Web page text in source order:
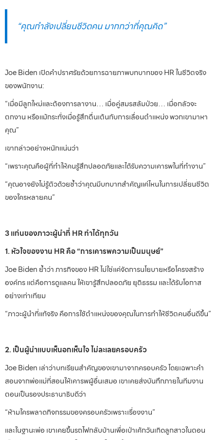
“คุณกำลังเปลี่ยนชีวิตคน มากกว่าที่คุณคิด”
Joe Biden เปิดคำปราศรัยด้วยการฉายภาพบทบาทของ HR ในชีวิตจริง
ของพนักงาน:
“เมื่อมีลูกใหม่และต้องการลางาน… เมื่อคู่สมรสล้มป่วย… เมื่อกลัวจะ
ตกงาน หรือแม้กระทั่งเมื่อรู้สึกตื่นเต้นกับการเลื่อนตำแหน่ง พวกเขามาหา
คุณ”
เขากล่าวอย่างหนักแน่นว่า
“เพราะคุณคือผู้ที่ทำให้คนรู้สึกปลอดภัยและได้รับความเคารพในที่ทำงาน”
“คุณอาจยังไม่รู้ตัวด้วยซ้ำว่าคุณมีบทบาทสำคัญแค่ไหนในการเปลี่ยนชีวิต
ของใครหลายคน”
3 แก่นของภาวะผู้นำที่ HR ทำได้ทุกวัน
1. หัวใจของงาน HR คือ “การเคารพความเป็นมนุษย์”
Joe Biden ย้ำว่า ภารกิจของ HR ไม่ใช่แค่จัดการนโยบายหรือโครงสร้าง
องค์กร แต่คือการดูแลคน ให้เขารู้สึกปลอดภัย ยุติธรรม และได้รับโอกาส
อย่างเท่าเทียม
“ภาวะผู้นำที่แท้จริง คือการใช้ตำแหน่งของคุณในการทำให้ชีวิตคนอื่นดีขึ้น”
2. เป็นผู้นำแบบเห็นอกเห็นใจ ไม่ละเลยครอบครัว
Joe Biden เล่าว่าบทเรียนสำคัญของเขามาจากครอบครัว โดยเฉพาะคำ
สอนจากพ่อแม่ที่สอนให้เคารพผู้อื่นเสมอ เขาเคยส่งบันทึกภายในทีมงาน
ตอนเป็นรองประธานาธิบดีว่า
“ห้ามใครพลาดกิจกรรมของครอบครัวเพราะเรื่องงาน”
และในฐานะพ่อ เขาเคยขึ้นรถไฟกลับบ้านเพื่อเป่าเค้กวันเกิดลูกสาวในตอน